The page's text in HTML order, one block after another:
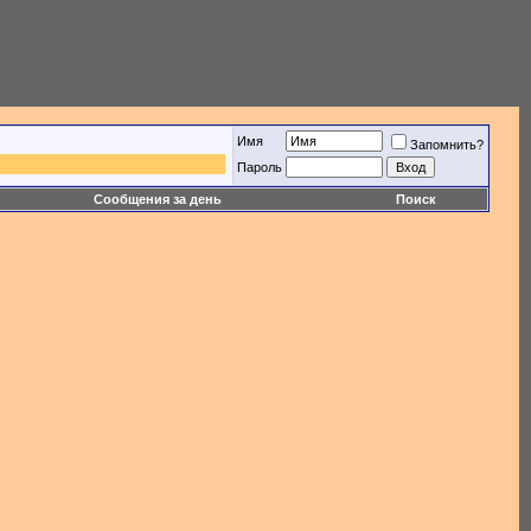
Имя
Запомнить?
Пароль
Сообщения за день Поиск